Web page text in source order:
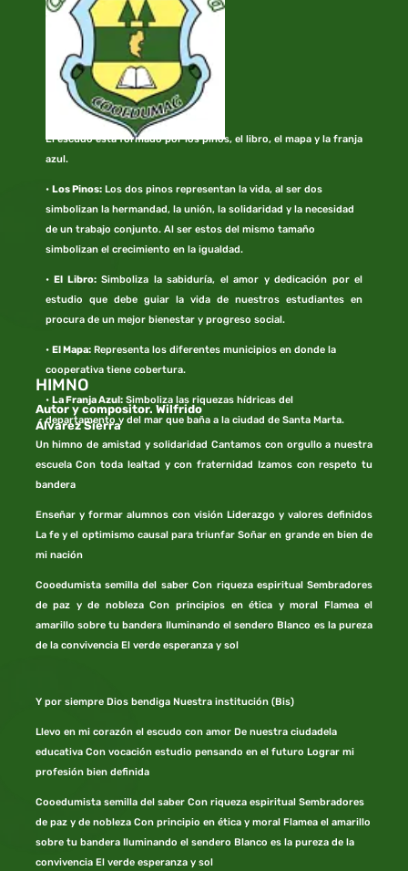
El escudo está formado por los pinos, el libro, el mapa y la franja
azul.
• Los Pinos: Los dos pinos representan la vida, al ser dos
simbolizan la hermandad, la unión, la solidaridad y la necesidad
de un trabajo conjunto. Al ser estos del mismo tamaño
simbolizan el crecimiento en la igualdad.
• El Libro: Simboliza la sabiduría, el amor y dedicación por el
estudio que debe guiar la vida de nuestros estudiantes en
procura de un mejor bienestar y progreso social.
• El Mapa: Representa los diferentes municipios en donde la
cooperativa tiene cobertura.
• La Franja Azul: Simboliza las riquezas hídricas del
departamento y del mar que baña a la ciudad de Santa Marta.
HIMNO
Autor y compositor. Wilfrido
Álvarez Sierra
Un himno de amistad y solidaridad Cantamos con orgullo a nuestra
escuela Con toda lealtad y con fraternidad Izamos con respeto tu
bandera
Enseñar y formar alumnos con visión Liderazgo y valores definidos
La fe y el optimismo causal para triunfar Soñar en grande en bien de
mi nación
Cooedumista semilla del saber Con riqueza espiritual Sembradores
de paz y de nobleza Con principios en ética y moral Flamea el
amarillo sobre tu bandera Iluminando el sendero Blanco es la pureza
de la convivencia El verde esperanza y sol
Y por siempre Dios bendiga Nuestra institución (Bis)
Llevo en mi corazón el escudo con amor De nuestra ciudadela
educativa Con vocación estudio pensando en el futuro Lograr mi
profesión bien definida
Cooedumista semilla del saber Con riqueza espiritual Sembradores
de paz y de nobleza Con principio en ética y moral Flamea el amarillo
sobre tu bandera Iluminando el sendero Blanco es la pureza de la
convivencia El verde esperanza y sol